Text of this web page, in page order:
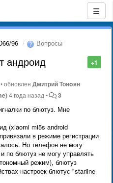
96 Вопросы
+1
андроид
•обновленДмитрий Тонoян
4 года назад • 3
по блютуз. Мне
(xiaomi mi5s android
в режиме регистрации
Но телефон не могу
по блютуз не могу управлять
режим), блютуз
настроек блютус "starline